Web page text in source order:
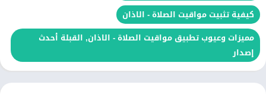
كيفية تثبيت مواقيت الصلاة - الاذان
مميزات وعيوب تطبيق مواقيت الصلاة - الاذان, القبلة أحدث
إصدار